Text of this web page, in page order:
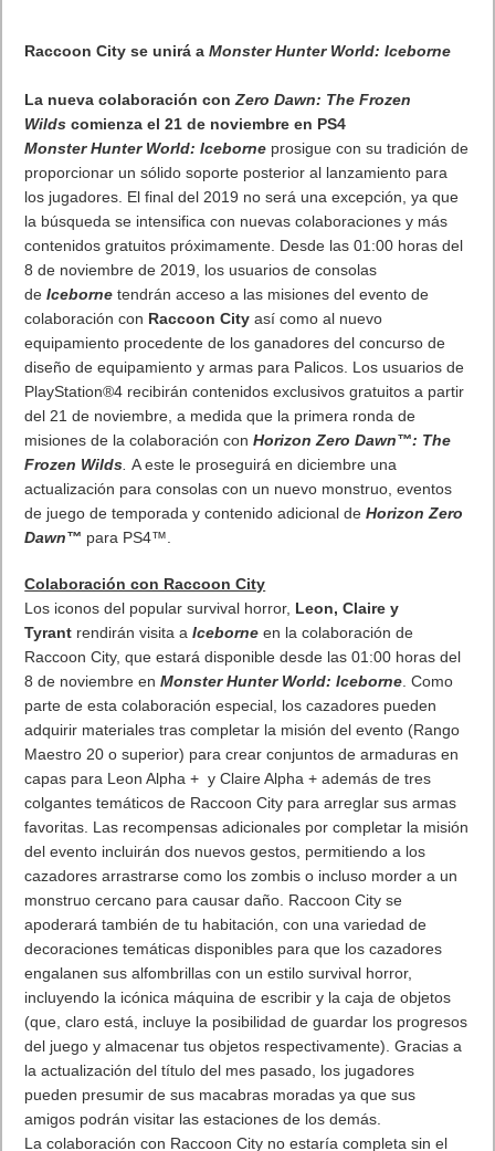
La nueva colaboración conZero Dawn: The Frozen
Wildscomienza el 21 de noviembre en PS4
Monster Hunter World: Iceborneprosigue con su tradición de
proporcionar un sólido soporte posterior al lanzamiento para
los jugadores. El final del 2019 no será una excepción, ya que
la búsqueda se intensifica con nuevas colaboraciones y más
contenidos gratuitos próximamente. Desde las 01:00 horas del
8 de noviembre de 2019, los usuarios de consolas
deIceborne tendrán acceso a las misiones del evento de
colaboración conRaccoon City así como al nuevo
equipamiento procedente de los ganadores del concurso de
diseño de equipamiento y armas para Palicos. Los usuarios de
PlayStation®4 recibirán contenidos exclusivos gratuitos a partir
del 21 de noviembre, a medida que la primera ronda de
misiones de la colaboración conHorizon Zero Dawn™: The
Frozen Wilds.A este le proseguirá en diciembre una
actualización para consolas con un nuevo monstruo, eventos
de juego de temporada y contenido adicional de
Colaboración con Raccoon City
Los iconos del popular survival horror,Leon, Claire y
Tyrantrendirán visita aIceborneen la colaboración de
Raccoon City, que estará disponible desde las 01:00 horas del
8 de noviembre enMonster Hunter World: Iceborne. Como
parte de esta colaboración especial, los cazadores pueden
adquirir materiales tras completar la misión del evento (Rango
Maestro 20 o superior) para crear conjuntos de armaduras en
capas para Leon Alpha + y Claire Alpha + además de tres
colgantes temáticos de Raccoon City para arreglar sus armas
favoritas. Las recompensas adicionales por completar la misión
del evento incluirán dos nuevos gestos, permitiendo a los
cazadores arrastrarse como los zombis o incluso morder a un
monstruo cercano para causar daño. Raccoon City se
apoderará también de tu habitación, con una variedad de
decoraciones temáticas disponibles para que los cazadores
engalanen sus alfombrillas con un estilo survival horror,
incluyendo la icónica máquina de escribir y la caja de objetos
(que, claro está, incluye la posibilidad de guardar los progresos
del juego y almacenar tus objetos respectivamente). Gracias a
la actualización del título del mes pasado, los jugadores
pueden presumir de sus macabras moradas ya que sus
amigos podrán visitar las estaciones de los demás.